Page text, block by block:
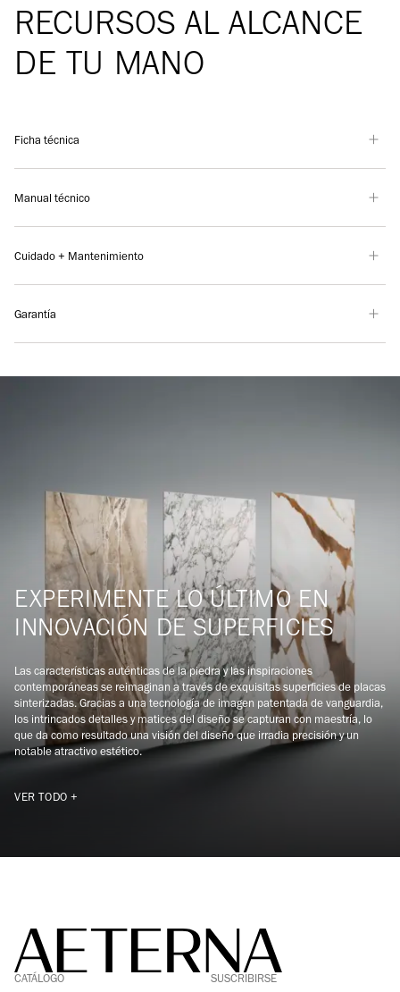
RECURSOS AL ALCANCE
DE TU MANO
Ficha técnica
Manual técnico
Cuidado + Mantenimiento
Garantía
EXPERIMENTE LO ÚLTIMO EN
INNOVACIÓN DE SUPERFICIES
Las características auténticas de la piedra y las inspiraciones
contemporáneas se reimaginan a través de exquisitas superficies de placas
sinterizadas. Gracias a una tecnología de imagen patentada de vanguardia,
los intrincados detalles y matices del diseño se capturan con maestría, lo
que da como resultado una visión del diseño que irradia precisión y un
notable atractivo estético.
VER TODO +
CATÁLOGO SUSCRIBIRSE
FACEBOOK
LINKEDIN
PINTEREST